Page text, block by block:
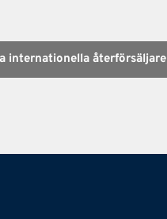
internationella återförsäljare